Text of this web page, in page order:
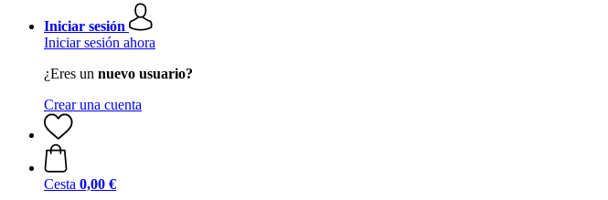
Iniciar sesión
Iniciar sesión ahora
¿Eres un nuevo usuario?
Crear una cuenta
Cesta 0,00 €